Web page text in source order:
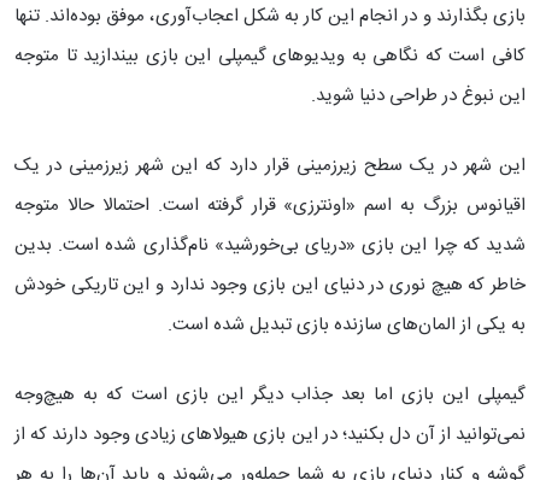
بازی بگذارند و در انجام این کار به شکل اعجاب‌آوری، موفق بوده‌اند. تنها
کافی است که نگاهی به ویدیوهای گیمپلی این بازی بیندازید تا متوجه
این نبوغ در طراحی دنیا شوید.
این شهر در یک سطح زیرزمینی قرار دارد که این شهر زیرزمینی در یک
اقیانوس بزرگ به اسم «اونترزی» قرار گرفته است. احتمالا حالا متوجه
شدید که چرا این بازی «دریای بی‌خورشید» نام‌گذاری شده است. بدین
خاطر که هیچ نوری در دنیای این بازی وجود ندارد و این تاریکی خودش
به یکی از المان‌های سازنده بازی تبدیل شده است.
گیمپلی این بازی اما بعد جذاب دیگر این بازی است که به هیچ‌وجه
نمی‌توانید از آن دل بکنید؛ در این بازی هیولاهای زیادی وجود دارند که از